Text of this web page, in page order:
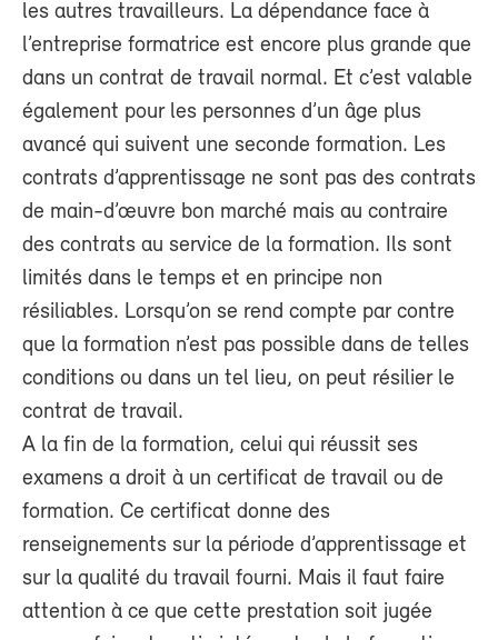
les autres travailleurs. La dépendance face à
l’entreprise formatrice est encore plus grande que
dans un contrat de travail normal. Et c’est valable
également pour les personnes d’un âge plus
avancé qui suivent une seconde formation. Les
contrats d’apprentissage ne sont pas des contrats
de main-d’œuvre bon marché mais au contraire
des contrats au service de la formation. Ils sont
limités dans le temps et en principe non
résiliables. Lorsqu’on se rend compte par contre
que la formation n’est pas possible dans de telles
conditions ou dans un tel lieu, on peut résilier le
contrat de travail.
A la fin de la formation, celui qui réussit ses
examens a droit à un certificat de travail ou de
formation. Ce certificat donne des
renseignements sur la période d’apprentissage et
sur la qualité du travail fourni. Mais il faut faire
attention à ce que cette prestation soit jugée